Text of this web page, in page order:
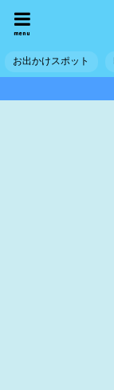
menu
お出かけスポット